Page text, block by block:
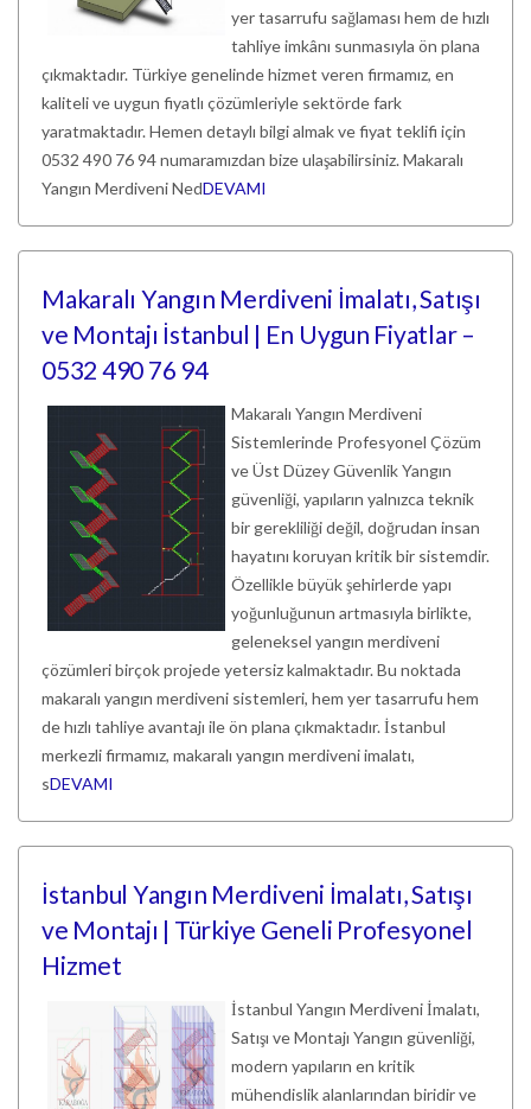
yer tasarrufu sağlaması hem de hızlı
tahliye imkânı sunmasıyla ön plana
çıkmaktadır. Türkiye genelinde hizmet veren firmamız, en
kaliteli ve uygun fiyatlı çözümleriyle sektörde fark
yaratmaktadır. Hemen detaylı bilgi almak ve fiyat teklifi için
0532 490 76 94 numaramızdan bize ulaşabilirsiniz. Makaralı
Yangın Merdiveni NedDEVAMI
Makaralı Yangın Merdiveni İmalatı, Satışı
ve Montajı İstanbul | En Uygun Fiyatlar –
0532 490 76 94
Makaralı Yangın Merdiveni
Sistemlerinde Profesyonel Çözüm
ve Üst Düzey Güvenlik Yangın
güvenliği, yapıların yalnızca teknik
bir gerekliliği değil, doğrudan insan
hayatını koruyan kritik bir sistemdir.
Özellikle büyük şehirlerde yapı
yoğunluğunun artmasıyla birlikte,
geleneksel yangın merdiveni
çözümleri birçok projede yetersiz kalmaktadır. Bu noktada
makaralı yangın merdiveni sistemleri, hem yer tasarrufu hem
de hızlı tahliye avantajı ile ön plana çıkmaktadır. İstanbul
merkezli firmamız, makaralı yangın merdiveni imalatı,
sDEVAMI
İstanbul Yangın Merdiveni İmalatı, Satışı
ve Montajı | Türkiye Geneli Profesyonel
Hizmet
İstanbul Yangın Merdiveni İmalatı,
Satışı ve Montajı Yangın güvenliği,
modern yapıların en kritik
mühendislik alanlarından biridir ve